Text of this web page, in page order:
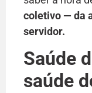
coletivo — da
servidor.
Saúde
saúde